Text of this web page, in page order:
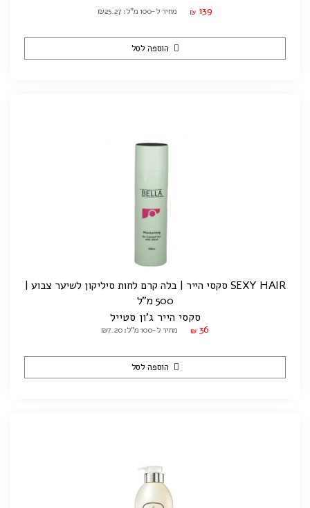
₪ 139 מחיר ל-100 מ"ל: ₪25.27
הוספה לסל
SEXY HAIR סקסי הייר | בלה קרם לחות סיליקון לשיער צבוע |
500 מ"ל
סקסי הייר ג'ון סטייל
₪ 36 מחיר ל-100 מ"ל: ₪7.20
הוספה לסל